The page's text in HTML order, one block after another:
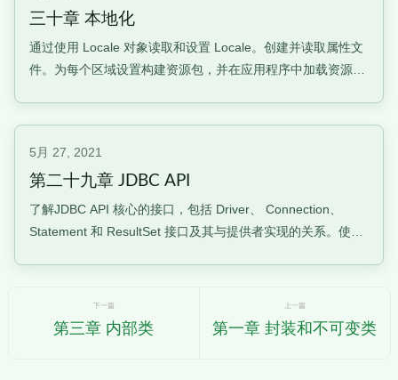
三十章 本地化
通过使用 Locale 对象读取和设置 Locale。创建并读取属性文
件。为每个区域设置构建资源包，并在应用程序中加载资源
机
5月 27, 2021
第二十九章 JDBC API
了解JDBC API 核心的接口，包括 Driver、 Connection、
Statement 和 ResultSet 接口及其与提供者实现的关系。使用
下一篇
第三章 内部类
上一篇
第一章 封装和不可变类